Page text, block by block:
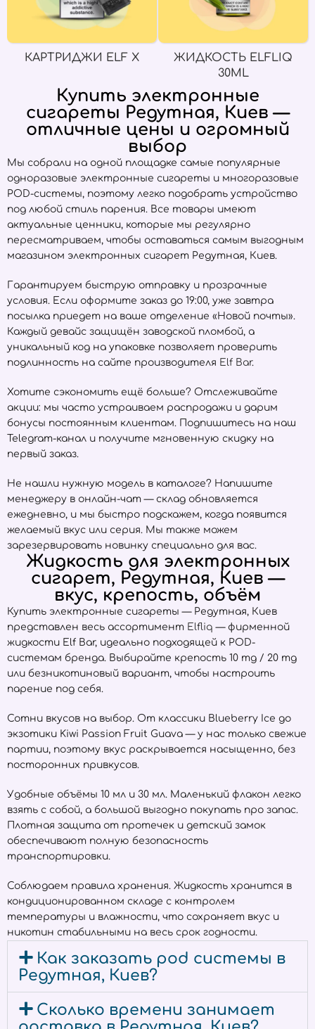
КАРТРИДЖИ ELF X
ЖИДКОСТЬ ELFLIQ
30ML
Купить электронные
сигареты Редутная, Киев —
отличные цены и огромный
выбор
Мы собрали на одной площадке самые популярные
одноразовые электронные сигареты и многоразовые
POD-системы, поэтому легко подобрать устройство
под любой стиль парения. Все товары имеют
актуальные ценники, которые мы регулярно
пересматриваем, чтобы оставаться самым выгодным
магазином электронных сигарет Редутная, Киев.
Гарантируем быструю отправку и прозрачные
условия. Если оформите заказ до 19:00, уже завтра
посылка приедет на ваше отделение «Новой почты».
Каждый девайс защищён заводской пломбой, а
уникальный код на упаковке позволяет проверить
подлинность на сайте производителя Elf Bar.
Хотите сэкономить ещё больше? Отслеживайте
акции: мы часто устраиваем распродажи и дарим
бонусы постоянным клиентам. Подпишитесь на наш
Telegram-канал и получите мгновенную скидку на
первый заказ.
Не нашли нужную модель в каталоге? Напишите
менеджеру в онлайн-чат — склад обновляется
ежедневно, и мы быстро подскажем, когда появится
желаемый вкус или серия. Мы также можем
зарезервировать новинку специально для вас.
Жидкость для электронных
сигарет, Редутная, Киев —
вкус, крепость, объём
Купить электронные сигареты — Редутная, Киев
представлен весь ассортимент Elfliq — фирменной
жидкости Elf Bar, идеально подходящей к POD-
системам бренда. Выбирайте крепость 10 mg / 20 mg
или безникотиновый вариант, чтобы настроить
парение под себя.
Сотни вкусов на выбор. От классики Blueberry Ice до
экзотики Kiwi Passion Fruit Guava — у нас только свежие
партии, поэтому вкус раскрывается насыщенно, без
посторонних привкусов.
Удобные объёмы 10 мл и 30 мл. Маленький флакон легко
взять с собой, а большой выгодно покупать про запас.
Плотная защита от протечек и детский замок
обеспечивают полную безопасность
транспортировки.
Соблюдаем правила хранения. Жидкость хранится в
кондиционированном складе с контролем
температуры и влажности, что сохраняет вкус и
никотин стабильными на весь срок годности.
Как заказать pod системы в
Редутная, Киев?
Сколько времени занимает